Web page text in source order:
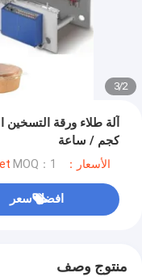
2
/
3
كجم / ساعة
الأسعار：USD$ 85,000/ set MOQ：1 مجموعة
افضل سعر
منتوج وصف